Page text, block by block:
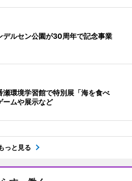
デルセン公園が30周年で記念事業
瀬環境学習館で特別展「海を食べ
ムや展示など
っと見る